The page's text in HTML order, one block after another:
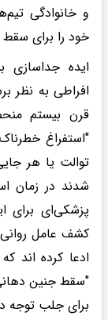
و خانوادگی
خود را برای سقط
ایده جداسازی
افراطی به نظر
قرن بیستم
توالت یا هر
شدند در زمان
پزشکی‌ای برای
کشف عامل
ادعا کرده اند
"سقط جنین
برای جلب توجه